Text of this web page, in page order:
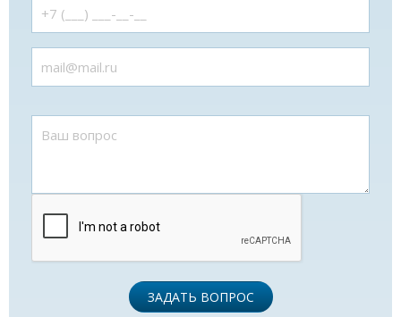
ЗАДАТЬ ВОПРОС